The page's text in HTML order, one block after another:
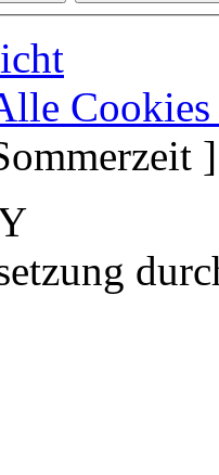
Cookies
]